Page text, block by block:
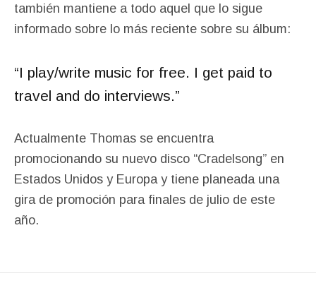
también mantiene a todo aquel que lo sigue
informado sobre lo más reciente sobre su álbum:
“I play/write music for free. I get paid to
travel and do interviews.”
Actualmente Thomas se encuentra
promocionando su nuevo disco “Cradelsong” en
Estados Unidos y Europa y tiene planeada una
gira de promoción para finales de julio de este
año.